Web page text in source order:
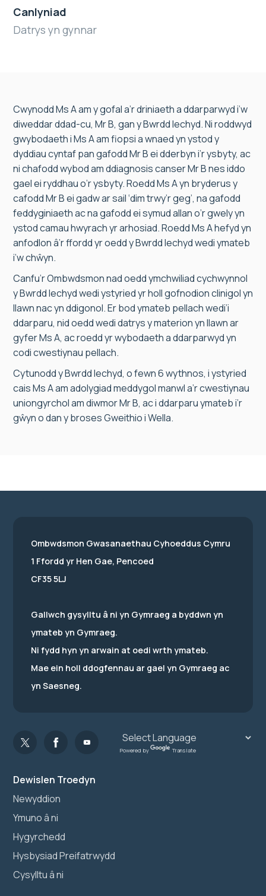
Canlyniad
Datrys yn gynnar
Cwynodd Ms A am y gofal a’r driniaeth a ddarparwyd i’w
diweddar ddad-cu, Mr B, gan y Bwrdd Iechyd. Ni roddwyd
gwybodaeth i Ms A am fiopsi a wnaed yn ystod y
dyddiau cyntaf pan gafodd Mr B ei dderbyn i’r ysbyty, ac
ni chafodd wybod am ddiagnosis canser Mr B nes iddo
gael ei ryddhau o’r ysbyty. Roedd Ms A yn bryderus y
cafodd Mr B ei gadw ar sail ‘dim trwy’r geg’, na gafodd
feddyginiaeth ac na gafodd ei symud allan o’r gwely yn
ystod camau hwyrach yr arhosiad. Roedd Ms A hefyd yn
anfodlon â’r ffordd yr oedd y Bwrdd Iechyd wedi ymateb
i’w chŵyn.
Canfu’r Ombwdsmon nad oedd ymchwiliad cychwynnol
y Bwrdd Iechyd wedi ystyried yr holl gofnodion clinigol yn
llawn nac yn ddigonol. Er bod ymateb pellach wedi’i
ddarparu, nid oedd wedi datrys y materion yn llawn ar
gyfer Ms A, ac roedd yr wybodaeth a ddarparwyd yn
codi cwestiynau pellach.
Cytunodd y Bwrdd Iechyd, o fewn 6 wythnos, i ystyried
cais Ms A am adolygiad meddygol manwl a’r cwestiynau
uniongyrchol am diwmor Mr B, ac i ddarparu ymateb i’r
gŵyn o dan y broses Gweithio i Wella.
Dewislen Troedyn
Newyddion
Ymuno â ni
Hygyrchedd
Hysbysiad Preifatrwydd
Cysylltu â ni
Ombwdsmon Gwasanaethau Cyhoeddus Cymru
1 Ffordd yr Hen Gae, Pencoed
CF35 5LJ
Gallwch gysylltu â ni yn Gymraeg a byddwn yn
ymateb yn Gymraeg.
Ni fydd hyn yn arwain at oedi wrth ymateb.
Mae ein holl ddogfennau ar gael yn Gymraeg ac
yn Saesneg.
Powered by Translate